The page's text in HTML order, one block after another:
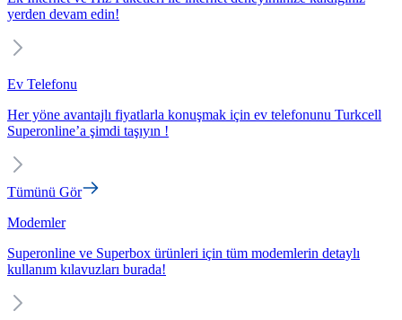
yerden devam edin!
Ev Telefonu
Her yöne avantajlı fiyatlarla konuşmak için ev telefonunu Turkcell
Superonline’a şimdi taşıyın !
Tümünü Gör
Modemler
Superonline ve Superbox ürünleri için tüm modemlerin detaylı
kullanım kılavuzları burada!